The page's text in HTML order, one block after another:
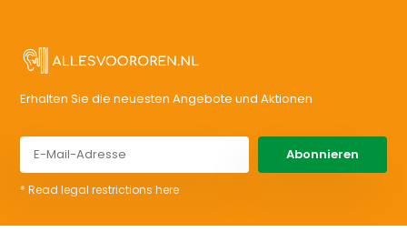
Erhalten Sie die neuesten Angebote und Aktionen
Abonnieren
* Read legal restrictions here